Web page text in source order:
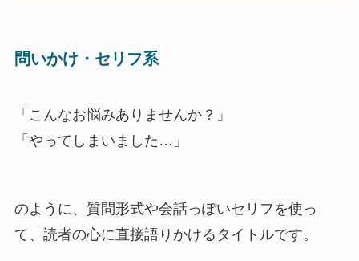
問いかけ・セリフ系
「こんなお悩みありませんか？」
「やってしまいました…」
のように、質問形式や会話っぽいセリフを使っ
て、読者の心に直接語りかけるタイトルです。